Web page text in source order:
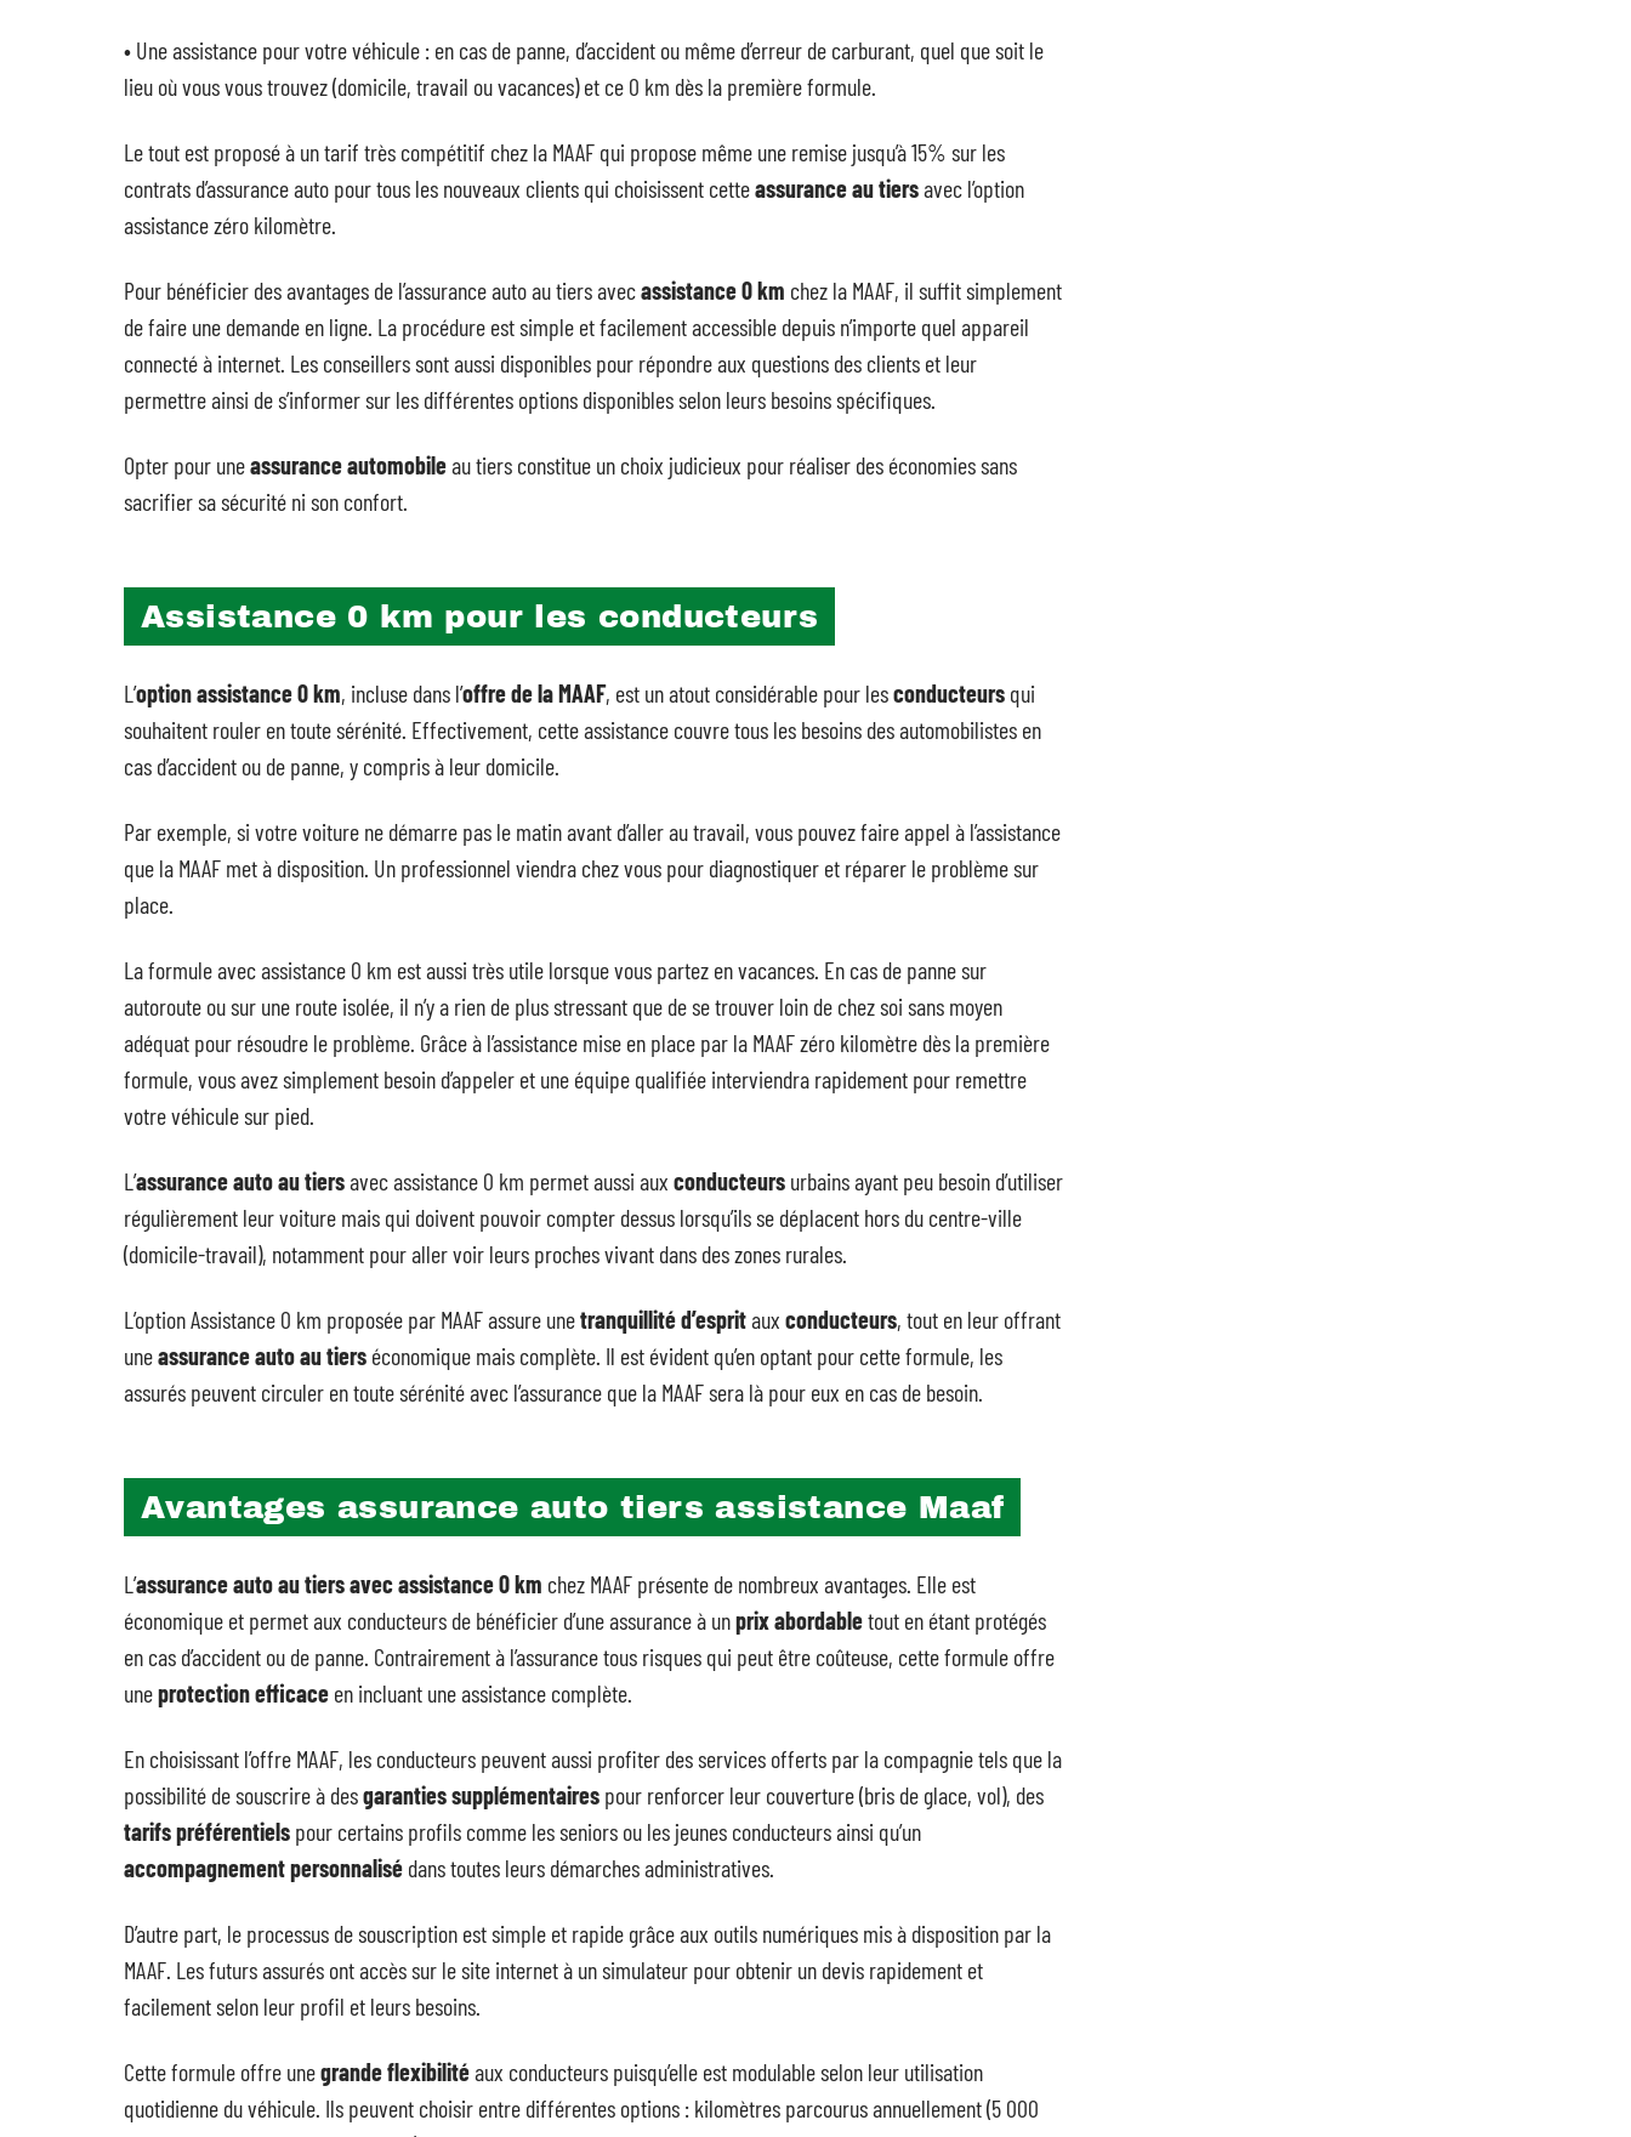
• Une assistance pour votre véhicule : en cas de panne, d’accident ou même d’erreur de carburant, quel que soit le
lieu où vous vous trouvez (domicile, travail ou vacances) et ce 0 km dès la première formule.
Le tout est proposé à un tarif très compétitif chez la MAAF qui propose même une remise jusqu’à 15% sur les
contrats d’assurance auto pour tous les nouveaux clients qui choisissent cetteassurance au tiersavec l’option
assistance zéro kilomètre.
Pour bénéficier des avantages de l’assurance auto au tiers avecassistance 0 km chez la MAAF, il suffit simplement
de faire une demande en ligne. La procédure est simple et facilement accessible depuis n’importe quel appareil
connecté à internet. Les conseillers sont aussi disponibles pour répondre aux questions des clients et leur
permettre ainsi de s’informer sur les différentes options disponibles selon leurs besoins spécifiques.
Opter pour uneassurance automobileau tiers constitue un choix judicieux pour réaliser des économies sans
sacrifier sa sécurité ni son confort.
Assistance 0 km pour les conducteurs
L’option assistance 0 km, incluse dans l’offre de la MAAF, est un atout considérable pour lesconducteurs qui
souhaitent rouler en toute sérénité. Effectivement, cette assistance couvre tous les besoins des automobilistes en
cas d’accident ou de panne, y compris à leur domicile.
Par exemple, si votre voiture ne démarre pas le matin avant d’aller au travail, vous pouvez faire appel à l’assistance
que la MAAF met à disposition. Un professionnel viendra chez vous pour diagnostiquer et réparer le problème sur
place.
La formule avec assistance 0 km est aussi très utile lorsque vous partez en vacances. En cas de panne sur
autoroute ou sur une route isolée, il n’y a rien de plus stressant que de se trouver loin de chez soi sans moyen
adéquat pour résoudre le problème. Grâce à l’assistance mise en place par la MAAF zéro kilomètre dès la première
formule, vous avez simplement besoin d’appeler et une équipe qualifiée interviendra rapidement pour remettre
votre véhicule sur pied.
L’assurance auto au tiersavec assistance 0 km permet aussi aux conducteurs urbains ayant peu besoin d’utiliser
régulièrement leur voiture mais qui doivent pouvoir compter dessus lorsqu’ils se déplacent hors du centre-ville
(domicile-travail), notamment pour aller voir leurs proches vivant dans des zones rurales.
L’option Assistance 0 km proposée par MAAF assure unetranquillité d’espritaux conducteurs, tout en leur offrant
uneassurance auto au tiers économique mais complète. Il est évident qu’en optant pour cette formule, les
assurés peuvent circuler en toute sérénité avec l’assurance que la MAAF sera là pour eux en cas de besoin.
Avantages assurance auto tiers assistance Maaf
L’assurance auto au tiers avec assistance 0 km chez MAAF présente de nombreux avantages. Elle est
économique et permet aux conducteurs de bénéficier d’une assurance à unprix abordabletout en étant protégés
en cas d’accident ou de panne. Contrairement à l’assurance tous risques qui peut être coûteuse, cette formule offre
uneprotection efficace en incluant une assistance complète.
En choisissant l’offre MAAF, les conducteurs peuvent aussi profiter des services offerts par la compagnie tels que la
possibilité de souscrire à desgaranties supplémentaires pour renforcer leur couverture (bris de glace, vol), des
tarifs préférentiels pour certains profils comme les seniors ou les jeunes conducteurs ainsi qu’un
accompagnement personnalisé dans toutes leurs démarches administratives.
D’autre part, le processus de souscription est simple et rapide grâce aux outils numériques mis à disposition par la
MAAF. Les futurs assurés ont accès sur le site internet à un simulateur pour obtenir un devis rapidement et
facilement selon leur profil et leurs besoins.
Cette formule offre unegrande flexibilitéaux conducteurs puisqu’elle est modulable selon leur utilisation
quotidienne du véhicule. Ils peuvent choisir entre différentes options : kilomètres parcourus annuellement (5 000